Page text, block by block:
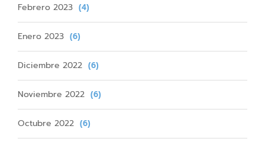
Febrero 2023 (4)
Enero 2023 (6)
Diciembre 2022 (6)
Noviembre 2022 (6)
Octubre 2022 (6)